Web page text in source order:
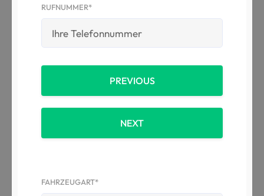
RUFNUMMER*
PREVIOUS
NEXT
FAHRZEUGART*